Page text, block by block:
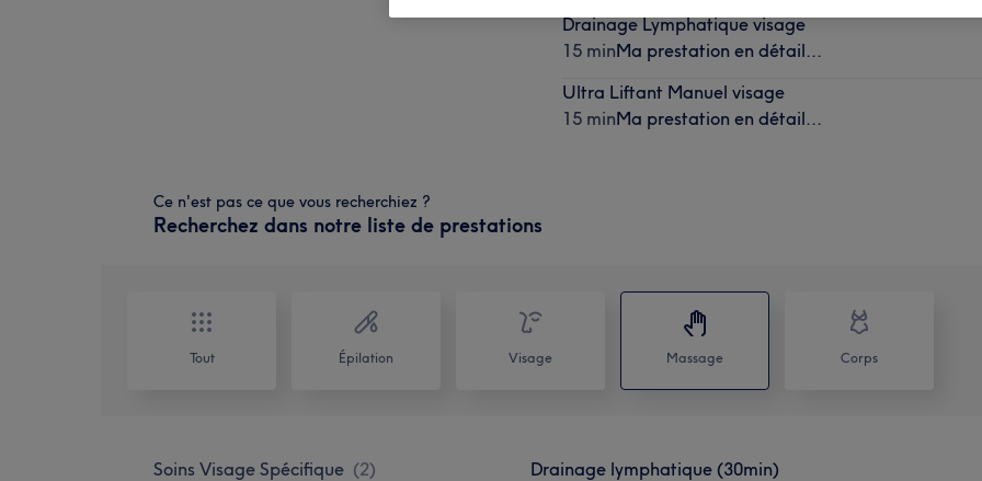
Drainage Lymphatique visage
15 minMa prestation en détail...
Ultra Liftant Manuel visage
15 minMa prestation en détail...
Ce n'est pas ce que vous recherchiez ?
Recherchez dans notre liste de prestations
Tout Épilation Visage Massage Corps
Soins Visage Spécifique (2)
Drainage lymphatique (30min)